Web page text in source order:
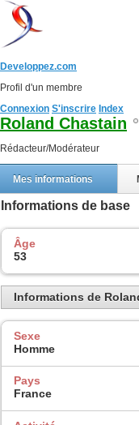
Developpez.com
Profil d'un membre
Connexion S'inscrire Index
Roland Chastain
Rédacteur/Modérateur
Mes informations
Informations de base
Âge
53
Informations de
Sexe
Homme
Pays
France